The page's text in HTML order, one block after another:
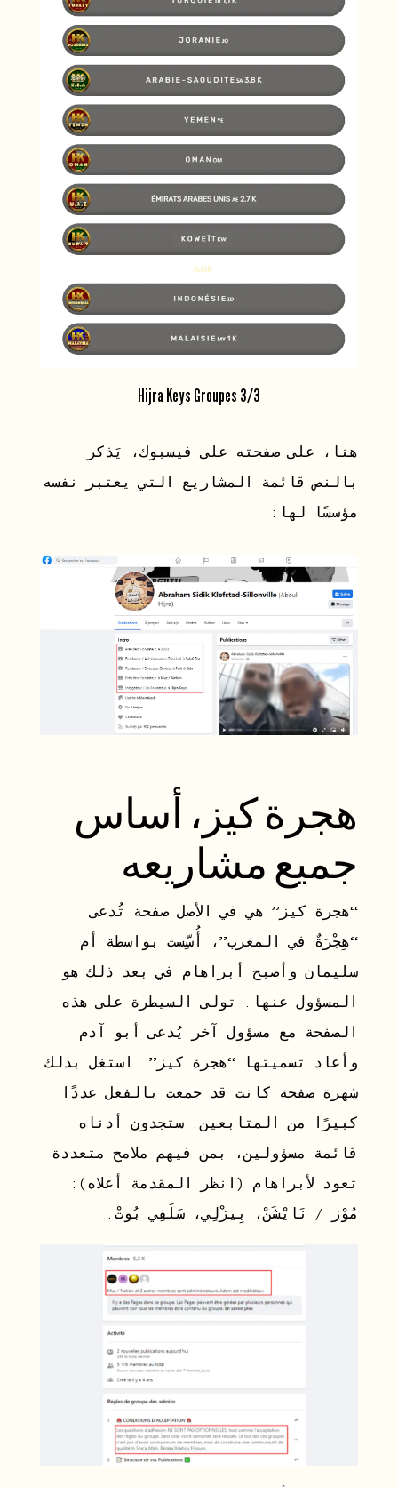
Hijra Keys Groupes 3/3
هنا، على صفحته على فيسبوك، يَذكر
بالنص قائمة المشاريع التي يعتبر نفسه
مؤسسًا لها:
هجرة كيز، أساس
جميع مشاريعه
“هجرة كيز” هي في الأصل صفحة تُدعى
“هِجْرَةٌ في المغرب”، أُسِّست بواسطة أم
سليمان وأصبح أبراهام في بعد ذلك هو
المسؤول عنها. تولى السيطرة على هذه
الصفحة مع مسؤول آخر يُدعى أبو آدم
وأعاد تسميتها “هجرة كيز”. استغل بذلك
شهرة صفحة كانت قد جمعت بالفعل عددًا
كبيرًا من المتابعين. ستجدون أدناه
قائمة مسؤولين، بمن فيهم ملامح متعددة
تعود لأبراهام (انظر المقدمة أعلاه):
مُوْز / نَايْشَنْ، بِيزْلِي، سَلَفِي بُوتْ.